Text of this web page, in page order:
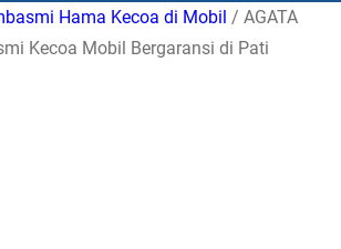
Hama Kecoa di Mobil / AGATA
Kecoa Mobil Bergaransi di Pati